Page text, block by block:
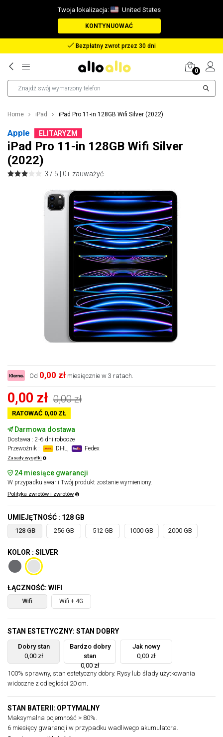
Twoja lokalizacja: United States
KONTYNUOWAĆ
Zwrot pieniędzy w przypadku zagubienia paczki
0
Home iPad iPad Pro 11-in 128GB Wifi Silver (2022)
Apple ELITARYZM
iPad Pro 11-in 128GB Wifi Silver
(2022)
3 / 5 | 0+ zauważyć
Od 0,00 zł miesięcznie w 3 ratach.
0,00 zł 0,00 zł
RATOWAĆ 0,00 ZŁ
Darmowa dostawa
Dostawa : 2-6 dni robocze
Przewoźnik :
DHL, Fedex
Zasady wysyłki
24 miesiące gwarancji
W przypadku awarii Twój produkt zostanie wymieniony.
Polityka zwrotów i zwrotów
UMIEJĘTNOŚĆ : 128 GB
128 GB 256 GB 512 GB 1000 GB 2000 GB
KOLOR : SILVER
ŁĄCZNOŚĆ: WIFI
Wifi Wifi + 4G
STAN ESTETYCZNY: STAN DOBRY
Dobry stan
0,00 zł
Bardzo dobry
stan
0,00 zł
Jak nowy
0,00 zł
100% sprawny, stan estetyczny dobry. Rysy lub ślady użytkowania
widoczne z odległości 20 cm.
STAN BATERII: OPTYMALNY
Maksymalna pojemność > 80%.
6 miesięcy gwarancji w przypadku wadliwego akumulatora.